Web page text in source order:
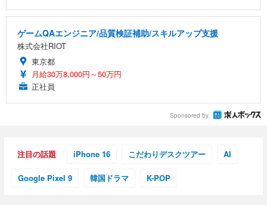
ゲームQAエンジニア/品質検証補助/スキルアップ支援
株式会社RIOT
東京都
月給30万8,000円～50万円
正社員
Sponsored by
注目の話題 iPhone 16 こだわりデスクツアー AI
Google Pixel 9 韓国ドラマ K-POP